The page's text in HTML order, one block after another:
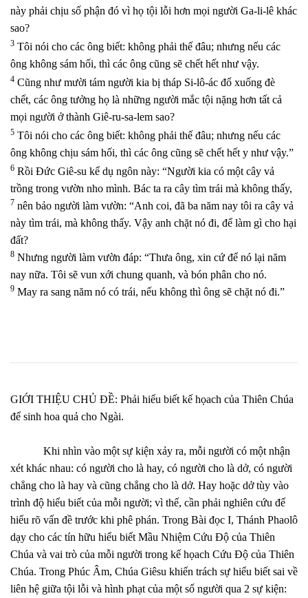
này phải chịu số phận đó vì họ tội lỗi hơn mọi người Ga-li-lê khác
sao?
3 Tôi nói cho các ông biết: không phải thế đâu; nhưng nếu các
ông không sám hối, thì các ông cũng sẽ chết hết như vậy.
4 Cũng như mười tám người kia bị tháp Si-lô-ác đổ xuống đè
chết, các ông tưởng họ là những người mắc tội nặng hơn tất cả
mọi người ở thành Giê-ru-sa-lem sao?
5 Tôi nói cho các ông biết: không phải thế đâu; nhưng nếu các
ông không chịu sám hối, thì các ông cũng sẽ chết hết y như vậy.”
6 Rồi Đức Giê-su kể dụ ngôn này: “Người kia có một cây vả
trồng trong vườn nho mình. Bác ta ra cây tìm trái mà không thấy,
7 nên bảo người làm vườn: “Anh coi, đã ba năm nay tôi ra cây vả
này tìm trái, mà không thấy. Vậy anh chặt nó đi, để làm gì cho hại
đất?
8 Nhưng người làm vườn đáp: “Thưa ông, xin cứ để nó lại năm
nay nữa. Tôi sẽ vun xới chung quanh, và bón phân cho nó.
9 May ra sang năm nó có trái, nếu không thì ông sẽ chặt nó đi.”
GIỚI THIỆU CHỦ ĐỀ: Phải hiểu biết kế họach của Thiên Chúa
để sinh hoa quả cho Ngài.
Khi nhìn vào một sự kiện xảy ra, mỗi người có một nhận
xét khác nhau: có người cho là hay, có người cho là dở, có người
chẳng cho là hay và cũng chẳng cho là dở. Hay hoặc dở tùy vào
trình độ hiểu biết của mỗi người; vì thế, cần phải nghiên cứu để
hiểu rõ vấn đề trước khi phê phán. Trong Bài đọc I, Thánh Phaolô
dạy cho các tín hữu hiểu biết Mầu Nhiệm Cứu Độ của Thiên
Chúa và vai trò của mỗi người trong kế họach Cứu Độ của Thiên
Chúa. Trong Phúc Âm, Chúa Giêsu khiển trách sự hiểu biết sai về
liên hệ giữa tội lỗi và hình phạt của một số người qua 2 sự kiện: